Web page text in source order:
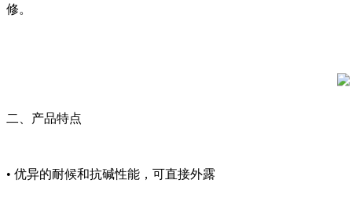
修。
二、产品特点
• 优异的耐候和抗碱性能，可直接外露